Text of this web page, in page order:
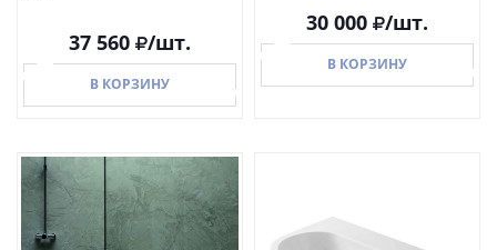
37 560 /шт.
В КОРЗИНУ
В КОРЗИНУ
30 000 /шт.
В КОРЗИНУ